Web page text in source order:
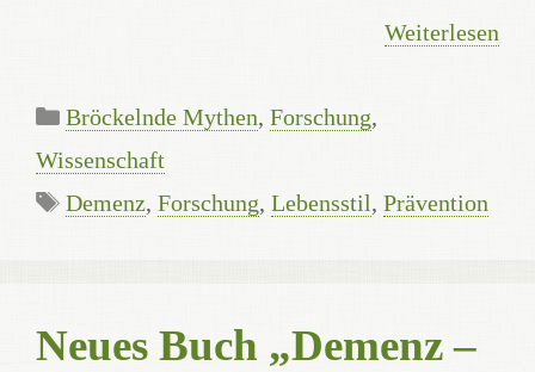
Weiterlesen
Kategorien
Bröckelnde Mythen, Forschung,
Wissenschaft
Schlagwörter
Demenz, Forschung, Lebensstil, Prävention
Neues Buch „Demenz –